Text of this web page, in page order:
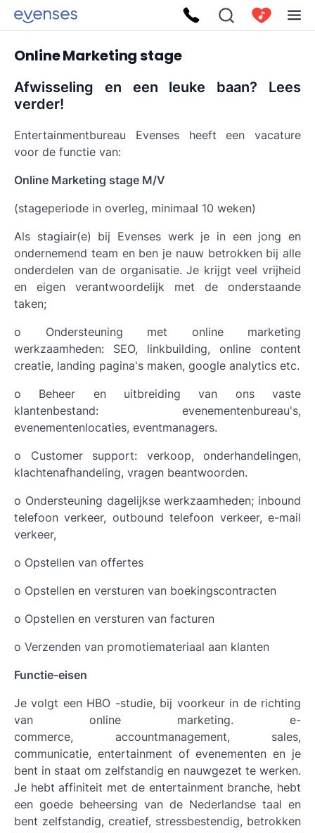
Online Marketing stage
Afwisseling en een leuke baan? Lees
verder!
Entertainmentbureau Evenses heeft een vacature
voor de functie van:
Online Marketing stage M/V
(stageperiode in overleg, minimaal 10 weken)
Als stagiair(e) bij Evenses werk je in een jong en
ondernemend team en ben je nauw betrokken bij alle
onderdelen van de organisatie. Je krijgt veel vrijheid
en eigen verantwoordelijk met de onderstaande
taken;
o Ondersteuning met online marketing
werkzaamheden: SEO, linkbuilding, online content
creatie, landing pagina's maken, google analytics etc.
o Beheer en uitbreiding van ons vaste
klantenbestand: evenementenbureau's,
evenementenlocaties, eventmanagers.
o Customer support: verkoop, onderhandelingen,
klachtenafhandeling, vragen beantwoorden.
o Ondersteuning dagelijkse werkzaamheden; inbound
telefoon verkeer, outbound telefoon verkeer, e-mail
verkeer,
o Opstellen van offertes
o Opstellen en versturen van boekingscontracten
o Opstellen en versturen van facturen
o Verzenden van promotiemateriaal aan klanten
Functie-eisen
Je volgt een HBO -studie, bij voorkeur in de richting
van online marketing. e-
commerce, accountmanagement, sales,
communicatie, entertainment of evenementen en je
bent in staat om zelfstandig en nauwgezet te werken.
Je hebt affiniteit met de entertainment branche, hebt
een goede beheersing van de Nederlandse taal en
bent zelfstandig, creatief, stressbestendig, betrokken